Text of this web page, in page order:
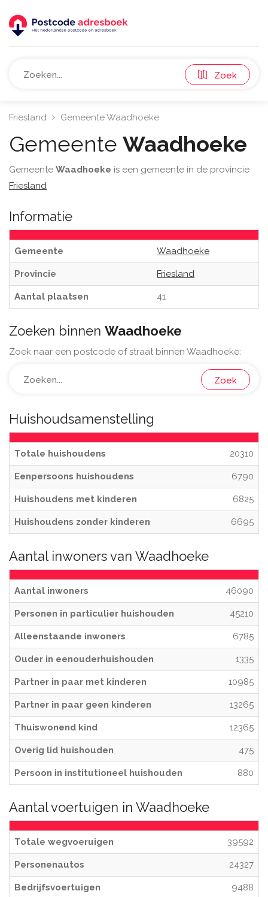
Zoek
Friesland Gemeente Waadhoeke
Gemeente Waadhoeke
Gemeente Waadhoeke is een gemeente in de provincie
Friesland
Informatie
Gemeente Waadhoeke
Provincie Friesland
Aantal plaatsen 41
Zoeken binnen Waadhoeke
Zoek naar een postcode of straat binnen Waadhoeke:
Zoek
Huishoudsamenstelling
Totale huishoudens 20310
Eenpersoons huishoudens 6790
Huishoudens met kinderen 6825
Huishoudens zonder kinderen 6695
Aantal inwoners van Waadhoeke
Aantal inwoners 46090
Personen in particulier huishouden 45210
Alleenstaande inwoners 6785
Ouder in eenouderhuishouden 1335
Partner in paar met kinderen 10985
Partner in paar geen kinderen 13265
Thuiswonend kind 12365
Overig lid huishouden 475
Persoon in institutioneel huishouden 880
Aantal voertuigen in Waadhoeke
Totale wegvoeruigen 39592
Personenautos 24327
Bedrijfsvoertuigen 9488